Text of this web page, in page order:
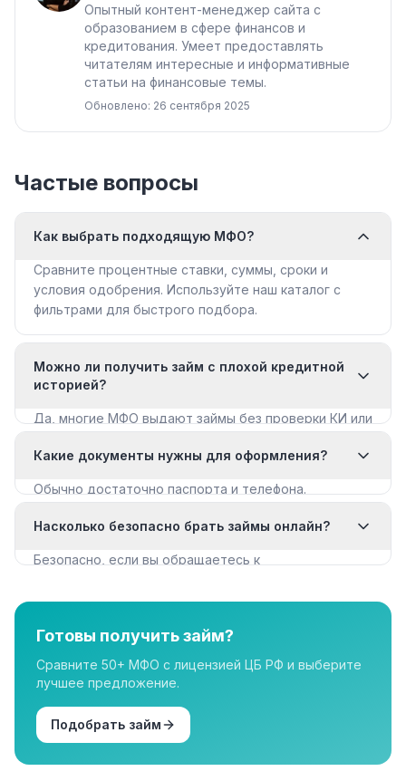
Опытный контент-менеджер сайта с
образованием в сфере финансов и
кредитования. Умеет предоставлять
читателям интересные и информативные
статьи на финансовые темы.
Обновлено: 26 сентября 2025
Частые вопросы
Как выбрать подходящую МФО?
Сравните процентные ставки, суммы, сроки и
условия одобрения. Используйте наш каталог с
фильтрами для быстрого подбора.
Можно ли получить займ с плохой кредитной
историей?
Да, многие МФО выдают займы без проверки КИ или
с плохой КИ».
Какие документы нужны для оформления?
Обычно достаточно паспорта и телефона.
документы для крупных сумм.
Насколько безопасно брать займы онлайн?
Безопасно, если вы обращаетесь к
организации в нашем каталоге имеют лицензию.
Готовы получить займ?
Сравните 50+ МФО с лицензией ЦБ РФ и выберите
лучшее предложение.
Подобрать займ